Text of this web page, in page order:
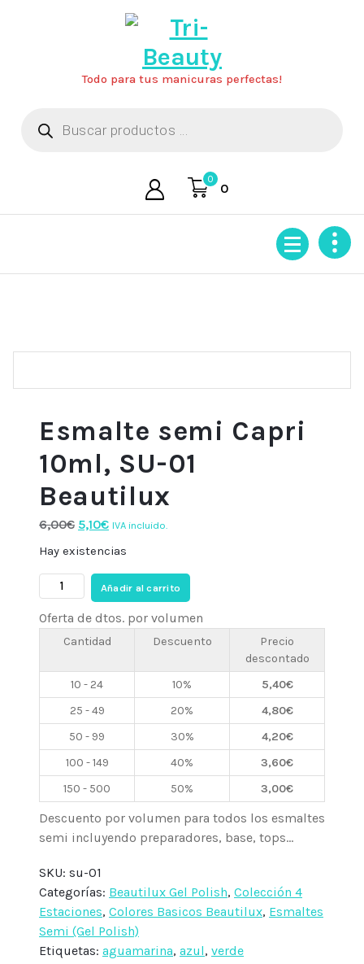
Todo para tus manicuras perfectas!
productos
0
0
Esmalte semi Capri
10ml, SU-01
Beautilux
6,00€ El
precio
era:
6,00€.
5,10€El
precio
es:
5,10€.
IVA incluido.
Hay existencias
Esmalte
semi
Capri
10ml,
Beautilux
cantidad
Añadir al carrito
Oferta de dtos. por volumen
Cantidad Descuento
Precio
descontado
10 - 24
10% 5,40€
25 - 49
20% 4,80€
50 - 99
30% 4,20€
100 - 149
40% 3,60€
150 - 500
50% 3,00€
Descuento por volumen para todos los esmaltes
semi incluyendo preparadores, base, tops...
SKU: su-01
Categorías: Beautilux Gel Polish, Colección 4
Estaciones, Colores Basicos Beautilux, Esmaltes
Semi (Gel Polish)
Etiquetas: aguamarina, azul, verde